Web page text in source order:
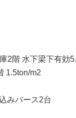
2階 水下梁下有効
1.5ton/m2
みバース2台